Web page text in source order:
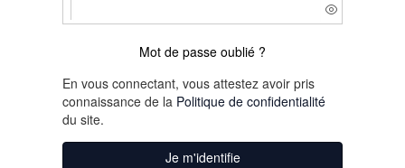
Mot de passe oublié ?
En vous connectant, vous attestez avoir pris
connaissance de la Politique de confidentialité
du site.
Je m'identifie